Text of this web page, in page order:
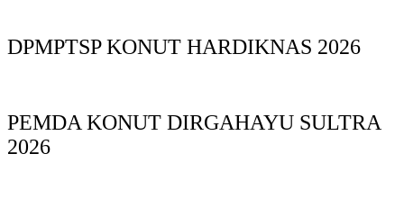
DPMPTSP KONUT HARDIKNAS 2026
PEMDA KONUT DIRGAHAYU SULTRA
2026